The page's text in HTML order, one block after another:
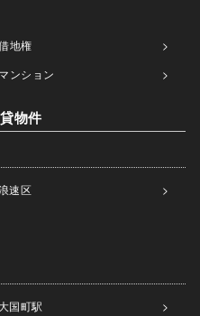
地権
マンション
物件
速区
大国町駅